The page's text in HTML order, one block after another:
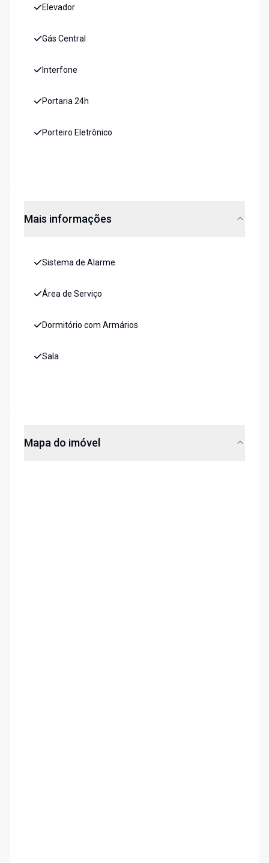
Elevador
Gás Central
Interfone
Portaria 24h
Porteiro Eletrônico
Mais informações
Sistema de Alarme
Área de Serviço
Dormitório com Armários
Sala
Mapa do imóvel